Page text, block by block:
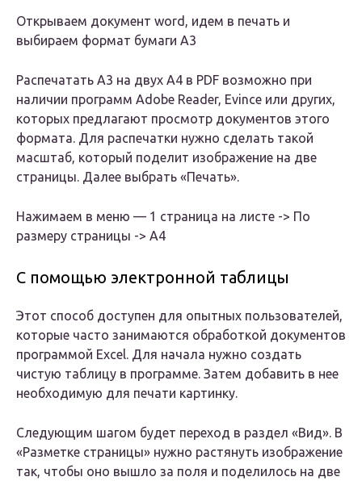
Открываем документ word, идем в печать и
выбираем формат бумаги А3
Распечатать А3 на двух А4 в PDF возможно при
наличии программ Adobe Reader, Evince или других,
которых предлагают просмотр документов этого
формата. Для распечатки нужно сделать такой
масштаб, который поделит изображение на две
страницы. Далее выбрать «Печать».
Нажимаем в меню — 1 страница на листе -> По
размеру страницы -> А4
С помощью электронной таблицы
Этот способ доступен для опытных пользователей,
которые часто занимаются обработкой документов
программой Excel. Для начала нужно создать
чистую таблицу в программе. Затем добавить в нее
необходимую для печати картинку.
Следующим шагом будет переход в раздел «Вид». В
«Разметке страницы» нужно растянуть изображение
так, чтобы оно вышло за поля и поделилось на две